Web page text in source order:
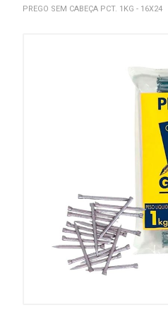
PREGO SEM CABEÇA PCT. 1KG - 16X24